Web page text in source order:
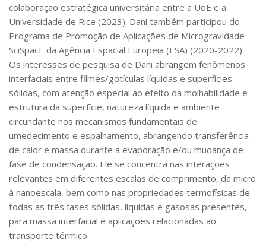
colaboração estratégica universitária entre a UoE e a
Universidade de Rice (2023). Dani também participou do
Programa de Promoção de Aplicações de Microgravidade
SciSpacE da Agência Espacial Europeia (ESA) (2020-2022).
Os interesses de pesquisa de Dani abrangem fenômenos
interfaciais entre filmes/gotículas líquidas e superfícies
sólidas, com atenção especial ao efeito da molhabilidade e
estrutura da superfície, natureza líquida e ambiente
circundante nos mecanismos fundamentais de
umedecimento e espalhamento, abrangendo transferência
de calor e massa durante a evaporação e/ou mudança de
fase de condensação. Ele se concentra nas interações
relevantes em diferentes escalas de comprimento, da micro
à nanoescala, bem como nas propriedades termofísicas de
todas as três fases sólidas, líquidas e gasosas presentes,
para massa interfacial e aplicações relacionadas ao
transporte térmico.